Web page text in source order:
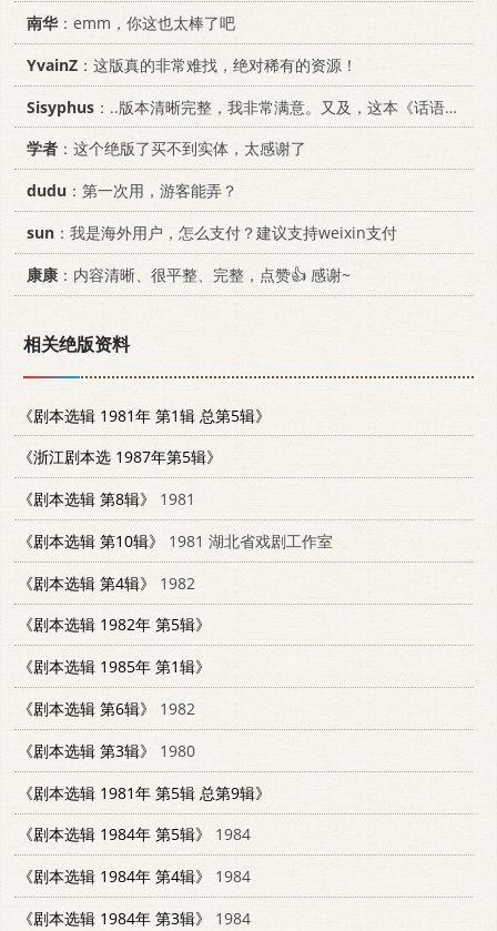
南华 ：emm，你这也太棒了吧
YvainZ ：这版真的非常难找，绝对稀有的资源！
Sisyphus ：..版本清晰完整，我非常满意。又及，这本《话语的真相》...
学者 ：这个绝版了买不到实体，太感谢了
dudu ：第一次用，游客能弄？
sun ：我是海外用户，怎么支付？建议支持weixin支付
康康 ：内容清晰、很平整、完整，点赞👍 感谢~
相关绝版资料
《剧本选辑 1981年 第1辑 总第5辑》
《浙江剧本选 1987年第5辑》
《剧本选辑 第8辑》
1981
《剧本选辑 第10辑》
1981 湖北省戏剧工作室
《剧本选辑 第4辑》
1982
《剧本选辑 1982年 第5辑》
《剧本选辑 1985年 第1辑》
《剧本选辑 第6辑》
1982
《剧本选辑 第3辑》
1980
《剧本选辑 1981年 第5辑 总第9辑》
《剧本选辑 1984年 第5辑》
1984
《剧本选辑 1984年 第4辑》
1984
《剧本选辑 1984年 第3辑》
1984